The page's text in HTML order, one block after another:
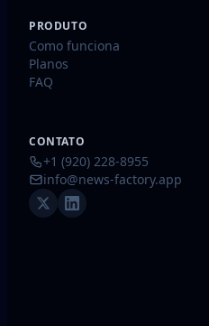
PRODUTO
Como funciona
Planos
FAQ
CONTATO
+1 (920) 228-8955
info@news-factory.app